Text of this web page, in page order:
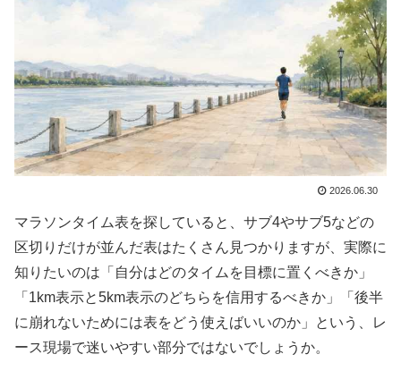
2026.06.30
マラソンタイム表を探していると、サブ4やサブ5などの
区切りだけが並んだ表はたくさん見つかりますが、実際に
知りたいのは「自分はどのタイムを目標に置くべきか」
「1km表示と5km表示のどちらを信用するべきか」「後半
に崩れないためには表をどう使えばいいのか」という、レ
ース現場で迷いやすい部分ではないでしょうか。